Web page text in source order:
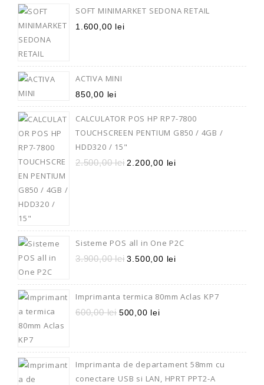
SOFT MINIMARKET SEDONA RETAIL
1.600,00 lei
ACTIVA MINI
850,00 lei
CALCULATOR POS HP RP7-7800
TOUCHSCREEN PENTIUM G850 / 4GB /
HDD320 / 15"
2.500,00lei 2.200,00 lei
Sisteme POS all in One P2C
3.900,00lei 3.500,00 lei
Imprimanta termica 80mm Aclas KP7
600,00lei 500,00 lei
Imprimanta de departament 58mm cu
conectare USB si LAN, HPRT PPT2-A